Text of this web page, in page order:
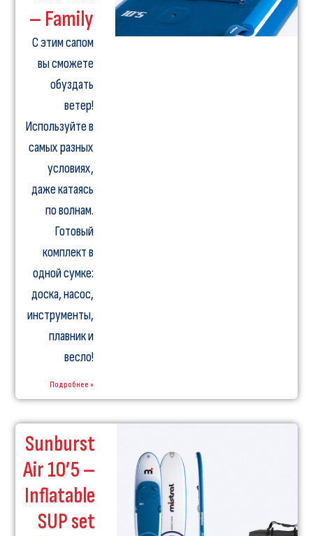
– Family
С этим сапом
вы сможете
обуздать
ветер!
Используйте в
самых разных
условиях,
даже катаясь
по волнам.
Готовый
комплект в
одной сумке:
доска, насос,
инструменты,
плавник и
весло!
Подробнее »
Sunburst
Air 10’5 –
Inflatable
SUP set